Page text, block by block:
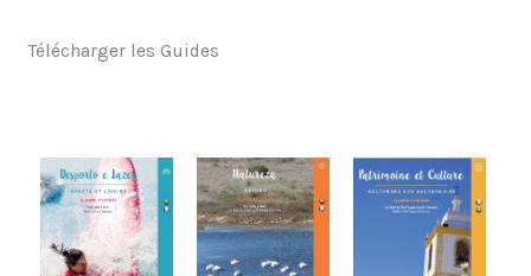
Télécharger les Guides